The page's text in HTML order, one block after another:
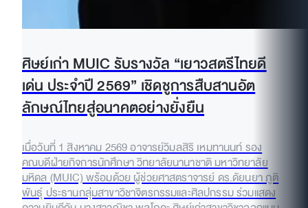
ศิษย์เก่า MUIC รับรางวัล “เยาวสตรีไทยดี
เด่น ประจำปี 2569” เชิดชูการสืบสานอัต
ลักษณ์ไทยสู่อนาคตอย่างยั่งยืน
เมื่อวันที่ 1 สิงหาคม 2569 อาจารย์วิมลสิริ เหมทานนท์ รอง
คณบดีฝ่ายกิจการนักศึกษา วิทยาลัยนานาชาติ มหาวิทยาลัย
มหิดล (MUIC) พร้อมด้วย ผู้ช่วยศาสตราจารย์ ดร.ดัยนยา ภูติ
พันธุ์ ประธานกลุ่มสาขาวิชาจิตรกรรมและศิลปกรรม ร่วมแสดง